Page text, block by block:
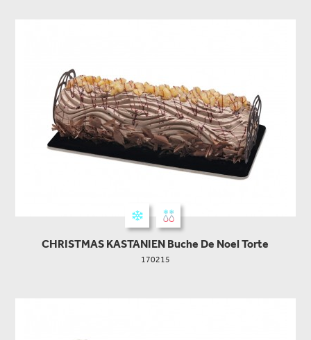
CHRISTMAS KASTANIEN Buche De Noel Torte
170215